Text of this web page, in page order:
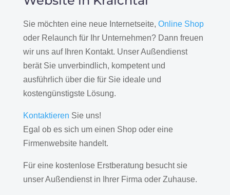
Sie möchten eine neue Internetseite, Online Shop
oder Relaunch für Ihr Unternehmen? Dann freuen
wir uns auf Ihren Kontakt. Unser Außendienst
berät Sie unverbindlich, kompetent und
ausführlich über die für Sie ideale und
kostengünstigste Lösung.
Kontaktieren Sie uns!
Egal ob es sich um einen Shop oder eine
Firmenwebsite handelt.
Für eine kostenlose Erstberatung besucht sie
unser Außendienst in Ihrer Firma oder Zuhause.